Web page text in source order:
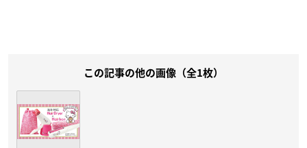
この記事の他の画像（全1枚）